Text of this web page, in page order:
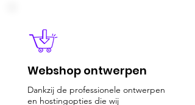
Webshop ontwerpen
Dankzij de professionele ontwerpen
en hostingopties die wij